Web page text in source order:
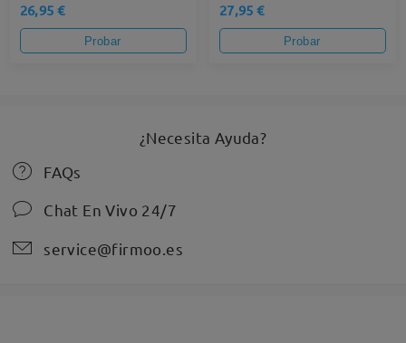
26,95 €
Probar
27,95 €
Probar
¿Necesita Ayuda?
FAQs
Chat En Vivo 24/7
service@firmoo.es